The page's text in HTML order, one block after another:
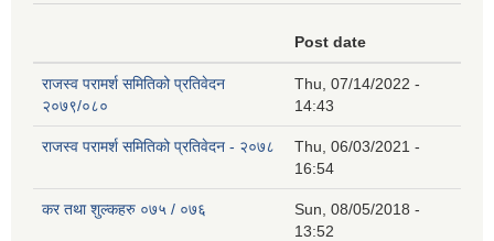
Post date
राजस्व परामर्श समितिको प्रतिवेदन
२०७९/०८०
Thu, 07/14/2022 -
14:43
राजस्व परामर्श समितिको प्रतिवेदन - २०७८
Thu, 06/03/2021 -
16:54
कर तथा शुल्कहरु ०७५ / ०७६
Sun, 08/05/2018 -
13:52